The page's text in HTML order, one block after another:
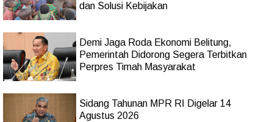
dan Solusi Kebijakan
Demi Jaga Roda Ekonomi Belitung,
Pemerintah Didorong Segera Terbitkan
Perpres Timah Masyarakat
Sidang Tahunan MPR RI Digelar 14
Agustus 2026